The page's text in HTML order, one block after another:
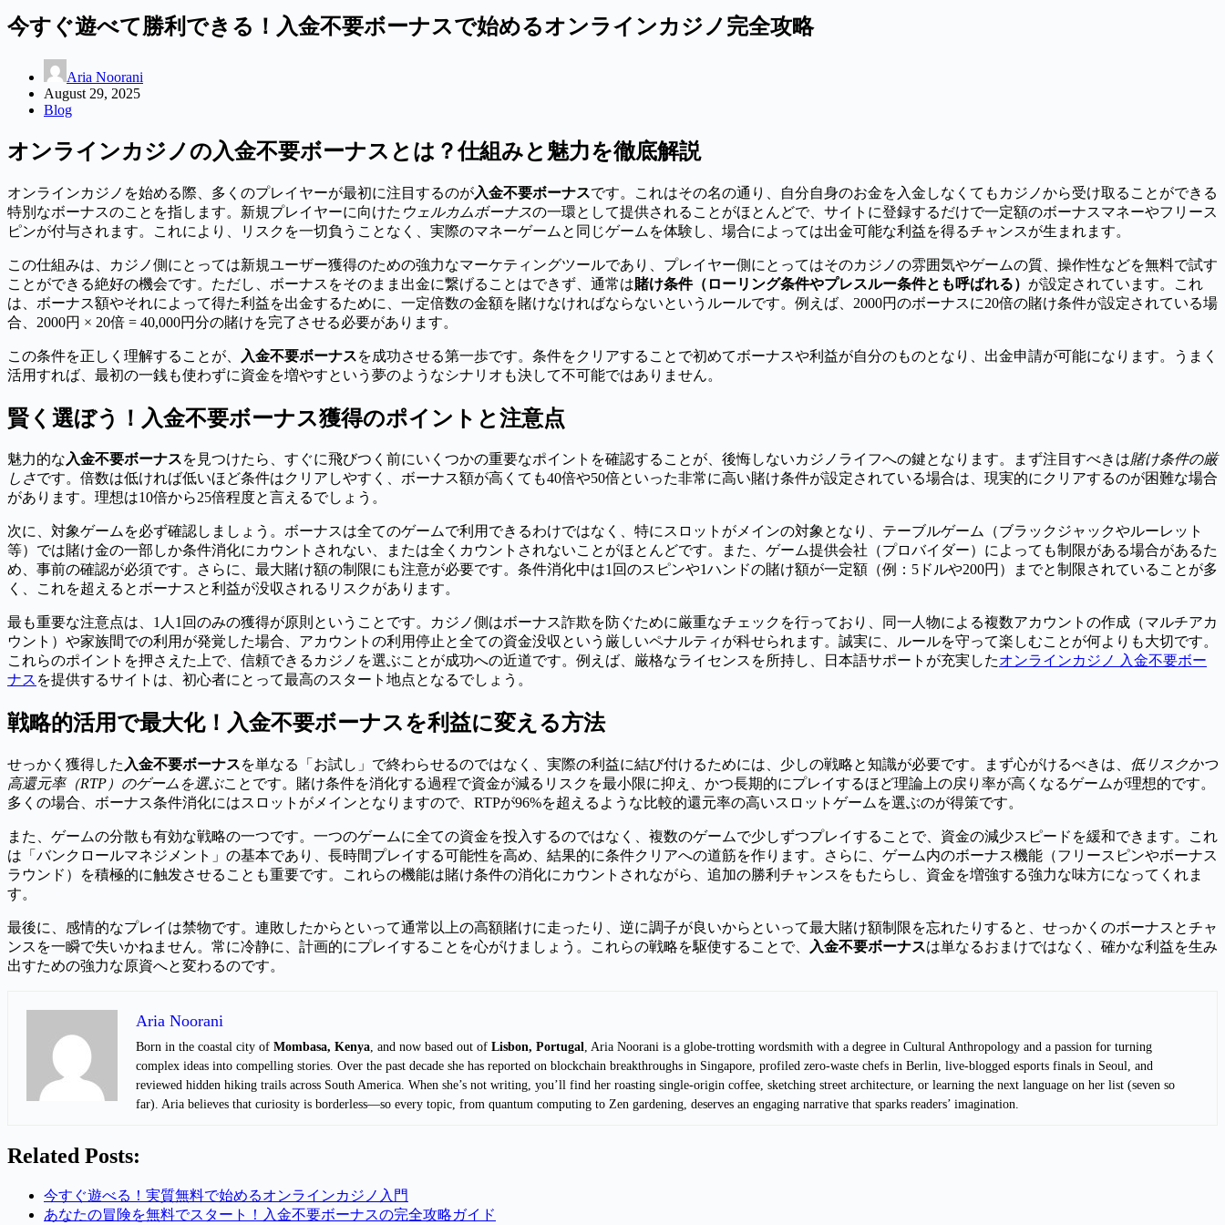
今すぐ遊べて勝利できる！入金不要ボーナスで始めるオンラインカジノ完全攻略
Aria Noorani
August 29, 2025
Blog
オンラインカジノの入金不要ボーナスとは？仕組みと魅力を徹底解説
オンラインカジノを始める際、多くのプレイヤーが最初に注目するのが入金不要ボーナスです。これはその名の通り、自分自身のお金を入金しなくてもカジノから受け取ることができる
特別なボーナスのことを指します。新規プレイヤーに向けた ウェルカムボーナスの一環として提供されることがほとんどで、サイトに登録するだけで一定額のボーナスマネーやフリース
ピンが付与されます。これにより、リスクを一切負うことなく、実際のマネーゲームと同じゲームを体験し、場合によっては出金可能な利益を得るチャンスが生まれます。
この仕組みは、カジノ側にとっては新規ユーザー獲得のための強力なマーケティングツールであり、プレイヤー側にとってはそのカジノの雰囲気やゲームの質、操作性などを無料で試す
ことができる絶好の機会です。ただし、ボーナスをそのまま出金に繋げることはできず、通常は賭け条件（ローリング条件やプレスルー条件とも呼ばれる） が設定されています。これ
は、ボーナス額やそれによって得た利益を出金するために、一定倍数の金額を賭けなければならないというルールです。例えば、2000円のボーナスに20倍の賭け条件が設定されている場
合、2000円 × 20倍 = 40,000円分の賭けを完了させる必要があります。
この条件を正しく理解することが、 入金不要ボーナスを成功させる第一歩です。条件をクリアすることで初めてボーナスや利益が自分のものとなり、出金申請が可能になります。うまく
活用すれば、最初の一銭も使わずに資金を増やすという夢のようなシナリオも決して不可能ではありません。
賢く選ぼう！入金不要ボーナス獲得のポイントと注意点
魅力的な入金不要ボーナスを見つけたら、すぐに飛びつく前にいくつかの重要なポイントを確認することが、後悔しないカジノライフへの鍵となります。まず注目すべきは賭け条件の厳
しさです。倍数は低ければ低いほど条件はクリアしやすく、ボーナス額が高くても40倍や50倍といった非常に高い賭け条件が設定されている場合は、現実的にクリアするのが困難な場合
があります。理想は10倍から25倍程度と言えるでしょう。
次に、対象ゲームを必ず確認しましょう。ボーナスは全てのゲームで利用できるわけではなく、特にスロットがメインの対象となり、テーブルゲーム（ブラックジャックやルーレット
等）では賭け金の一部しか条件消化にカウントされない、または全くカウントされないことがほとんどです。また、ゲーム提供会社（プロバイダー）によっても制限がある場合があるた
め、事前の確認が必須です。さらに、最大賭け額の制限にも注意が必要です。条件消化中は1回のスピンや1ハンドの賭け額が一定額（例：5ドルや200円）までと制限されていることが多
く、これを超えるとボーナスと利益が没収されるリスクがあります。
最も重要な注意点は、1人1回のみの獲得が原則ということです。カジノ側はボーナス詐欺を防ぐために厳重なチェックを行っており、同一人物による複数アカウントの作成（マルチアカ
ウント）や家族間での利用が発覚した場合、アカウントの利用停止と全ての資金没収という厳しいペナルティが科せられます。誠実に、ルールを守って楽しむことが何よりも大切です。
これらのポイントを押さえた上で、信頼できるカジノを選ぶことが成功への近道です。例えば、厳格なライセンスを所持し、日本語サポートが充実したオンラインカジノ 入金不要ボー
ナス を提供するサイトは、初心者にとって最高のスタート地点となるでしょう。
戦略的活用で最大化！入金不要ボーナスを利益に変える方法
せっかく獲得した 入金不要ボーナスを単なる「お試し」で終わらせるのではなく、実際の利益に結び付けるためには、少しの戦略と知識が必要です。まず心がけるべきは、 低リスクかつ
高還元率（RTP）のゲームを選ぶことです。賭け条件を消化する過程で資金が減るリスクを最小限に抑え、かつ長期的にプレイするほど理論上の戻り率が高くなるゲームが理想的です。
多くの場合、ボーナス条件消化にはスロットがメインとなりますので、RTPが96%を超えるような比較的還元率の高いスロットゲームを選ぶのが得策です。
また、ゲームの分散も有効な戦略の一つです。一つのゲームに全ての資金を投入するのではなく、複数のゲームで少しずつプレイすることで、資金の減少スピードを緩和できます。これ
は「バンクロールマネジメント」の基本であり、長時間プレイする可能性を高め、結果的に条件クリアへの道筋を作ります。さらに、ゲーム内のボーナス機能（フリースピンやボーナス
ラウンド）を積極的に触发させることも重要です。これらの機能は賭け条件の消化にカウントされながら、追加の勝利チャンスをもたらし、資金を増強する強力な味方になってくれま
す。
最後に、感情的なプレイは禁物です。連敗したからといって通常以上の高額賭けに走ったり、逆に調子が良いからといって最大賭け額制限を忘れたりすると、せっかくのボーナスとチャ
ンスを一瞬で失いかねません。常に冷静に、計画的にプレイすることを心がけましょう。これらの戦略を駆使することで、
入金不要ボーナスは単なるおまけではなく、確かな利益を生み
出すための強力な原資へと変わるのです。
Aria Noorani
Born in the coastal city of Mombasa, Kenya, and now based out of Lisbon, Portugal, Aria Noorani is a globe-trotting wordsmith with a degree in Cultural Anthropology and a passion for turning
complex ideas into compelling stories. Over the past decade she has reported on blockchain breakthroughs in Singapore, profiled zero-waste chefs in Berlin, live-blogged esports finals in Seoul, and
reviewed hidden hiking trails across South America. When she’s not writing, you’ll find her roasting single-origin coffee, sketching street architecture, or learning the next language on her list (seven so
far). Aria believes that curiosity is borderless—so every topic, from quantum computing to Zen gardening, deserves an engaging narrative that sparks readers’ imagination.
Related Posts:
今すぐ遊べる！実質無料で始めるオンラインカジノ入門
あなたの冒険を無料でスタート！入金不要ボーナスの完全攻略ガイド